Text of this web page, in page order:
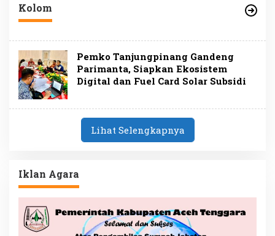
Kolom
Pemko Tanjungpinang Gandeng
Parimanta, Siapkan Ekosistem
Digital dan Fuel Card Solar Subsidi
Lihat Selengkapnya
Iklan Agara